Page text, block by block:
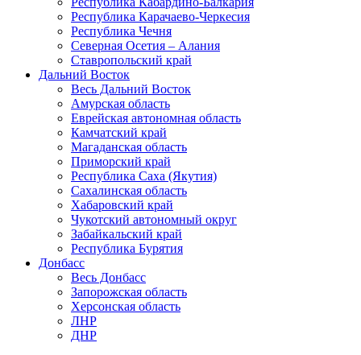
Республика Карачаево-Черкесия
Республика Чечня
Северная Осетия – Алания
Ставропольский край
Дальний Восток
Весь Дальний Восток
Амурская область
Еврейская автономная область
Камчатский край
Магаданская область
Приморский край
Республика Саха (Якутия)
Сахалинская область
Хабаровский край
Чукотский автономный округ
Забайкальский край
Республика Бурятия
Донбасс
Весь Донбасс
Запорожская область
Херсонская область
ЛНР
ДНР